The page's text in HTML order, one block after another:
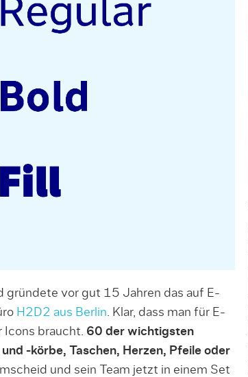
gründete vor gut 15 Jahren das auf E-
H2D2 aus Berlin. Klar, dass man für E-
Icons braucht. 60 der wichtigsten
-körbe, Taschen, Herzen, Pfeile oder
und sein Team jetzt in einem Set